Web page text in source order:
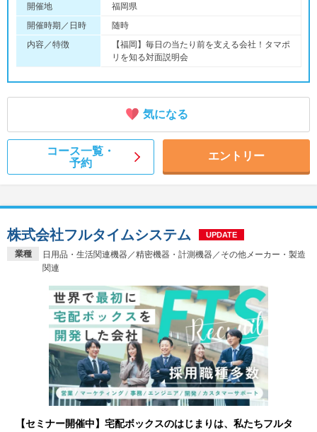
開催地
福岡県
開催時期／日時
随時
内容／特徴
【福岡】毎日の当たり前を支える会社！タマポ
リを知る対面説明会
気になる
コース一覧・
予約
エントリー
業種
日用品・生活関連機器／精密機器・計測機器／その他メーカー・製造
関連
株式会社フルタイムシステム UPDATE
【セミナー開催中】宅配ボックスのはじまりは、私たちフルタ